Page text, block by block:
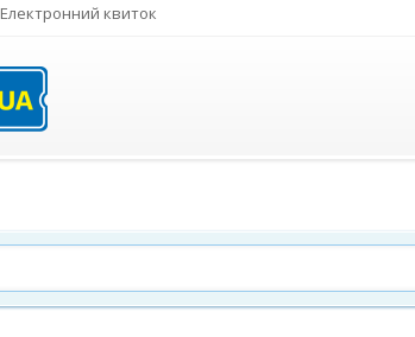
Електронний квиток